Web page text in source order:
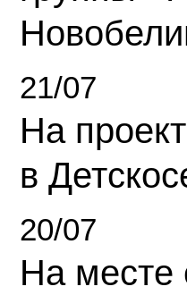
21/07
На
в
20/07
На месте